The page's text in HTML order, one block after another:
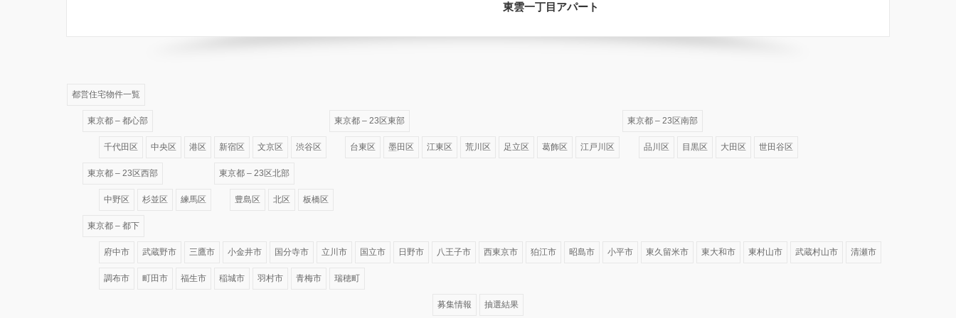
東雲一丁目アパート
都営住宅物件一覧
東京都 – 都心部
千代田区 中央区 港区 新宿区 文京区 渋谷区
東京都 – 23区東部
台東区 墨田区 江東区 荒川区 足立区 葛飾区 江戸川区
東京都 – 23区南部
品川区 目黒区 大田区 世田谷区
東京都 – 23区西部
中野区 杉並区 練馬区
東京都 – 23区北部
豊島区 北区 板橋区
東京都 – 都下
府中市 武蔵野市 三鷹市 小金井市 国分寺市 立川市 国立市 日野市 八王子市 西東京市 狛江市 昭島市 小平市 東久留米市 東大和市 東村山市 武蔵村山市 清瀬市
調布市 町田市 福生市 稲城市 羽村市 青梅市 瑞穂町
募集情報 抽選結果